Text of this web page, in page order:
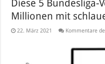
Diese 5 Bundesliga-
Millionen mit
22. März 2021 Kommentare